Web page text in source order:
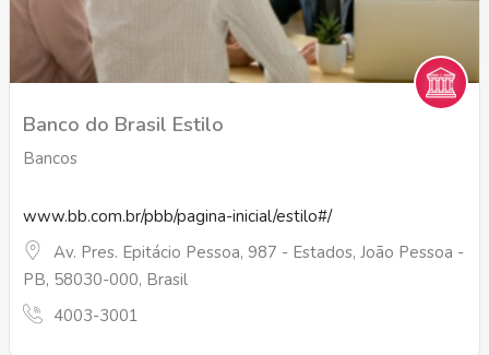
Banco do Brasil Estilo
Bancos
www.bb.com.br/pbb/pagina-inicial/estilo#/
Av. Pres. Epitácio Pessoa, 987 - Estados, João Pessoa -
PB, 58030-000, Brasil
4003-3001